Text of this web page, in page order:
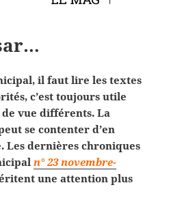
il faut lire les textes
c’est toujours utile
vue différents. La
se contenter d’en
Les dernières chroniques
n° 23 novembre-
une attention plus